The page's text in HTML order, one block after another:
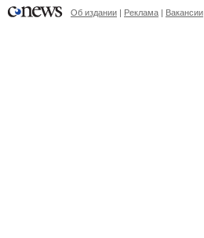
Об издании | Реклама | Вакансии